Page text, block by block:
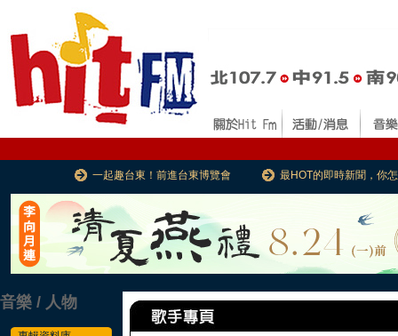
一起趣台東！前進台東博覽會 最HOT的即時新聞，你
音樂 / 人物